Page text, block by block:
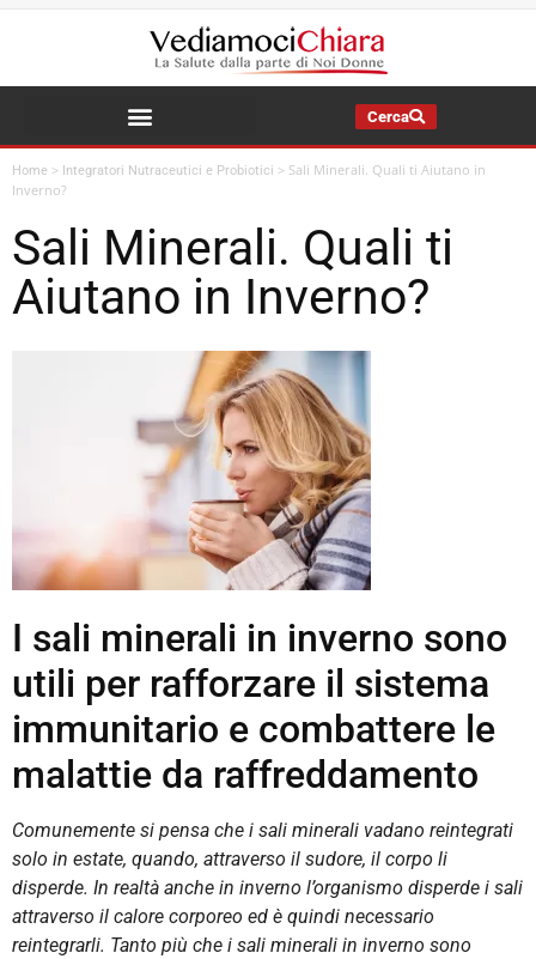
Cerca
Home > Integratori Nutraceutici e Probiotici > Sali Minerali. Quali ti Aiutano in
Inverno?
Sali Minerali. Quali ti
Aiutano in Inverno?
I sali minerali in inverno sono
utili per rafforzare il sistema
immunitario e combattere le
malattie da raffreddamento
Comunemente si pensa che i sali minerali vadano reintegrati
solo in estate, quando, attraverso il sudore, il corpo li
disperde. In realtà anche in inverno l’organismo disperde i sali
attraverso il calore corporeo ed è quindi necessario
reintegrarli. Tanto più che i sali minerali in inverno sono